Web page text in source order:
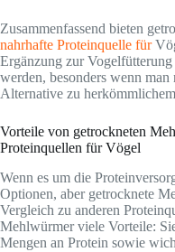
Zusammenfassend bieten
nahrhafte Proteinquelle für
Ergänzung zur
werden, besonders wenn
Alternative zu
Vorteile von getrockneten
Proteinquellen für Vögel
Wenn es um die
Optionen, aber getrocknete
Vergleich zu anderen
Mehlwürmer viele Vorteile:
Mengen an Protein sowie